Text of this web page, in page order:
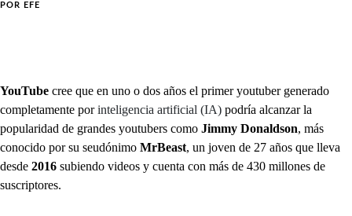
POR EFE
YouTube cree que en uno o dos años el primer youtuber generado
completamente porinteligencia artificial (IA) podría alcanzar la
popularidad de grandes youtubers como Jimmy Donaldson, más
conocido por su seudónimo MrBeast, un joven de 27 años que lleva
desde 2016 subiendo videos y cuenta con más de 430 millones de
suscriptores.